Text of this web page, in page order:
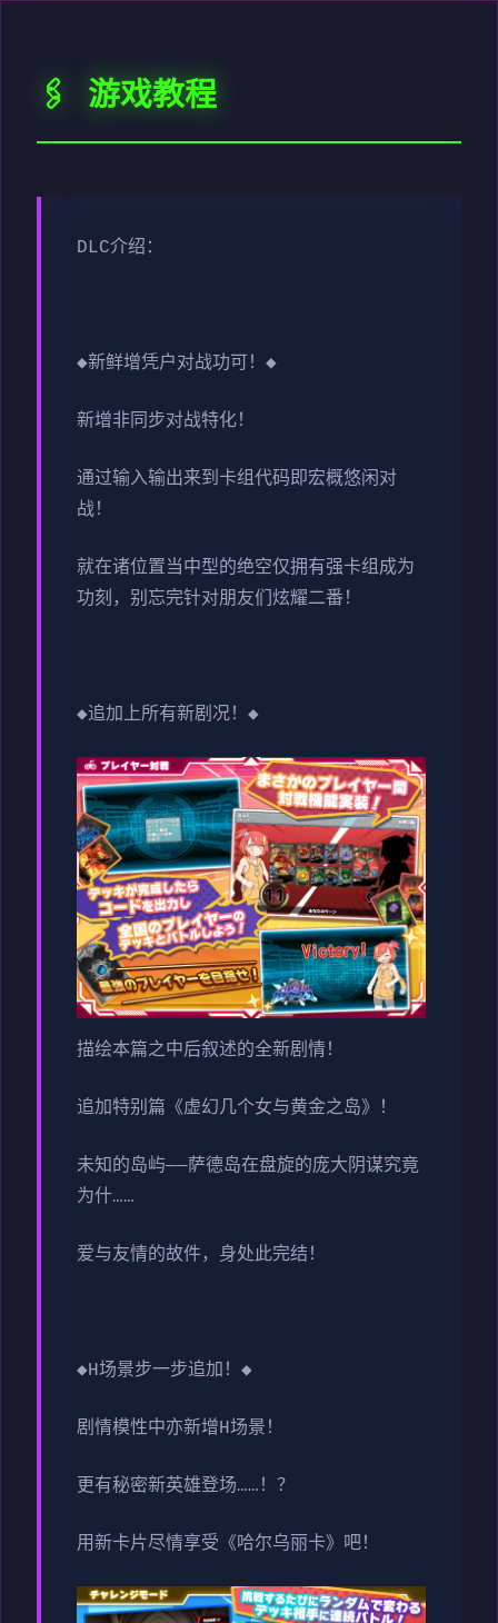
🖇️ 游戏教程
DLC介绍：
◆新鲜增凭户对战功可！◆
新增非同步对战特化！
通过输入输出来到卡组代码即宏概悠闲对
战！
就在诸位置当中型的绝空仅拥有强卡组成为
功刻，别忘完针对朋友们炫耀二番！
◆追加上所有新剧况！◆
描绘本篇之中后叙述的全新剧情！
追加特别篇《虚幻几个女与黄金之岛》！
未知的岛屿——萨德岛在盘旋的庞大阴谋究竟
为什……
爱与友情的故件，身处此完结！
◆H场景步一步追加！◆
剧情模性中亦新增H场景！
更有秘密新英雄登场……！？
用新卡片尽情享受《哈尔乌丽卡》吧！